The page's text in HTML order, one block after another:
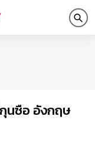
นซือ อังกฤษ